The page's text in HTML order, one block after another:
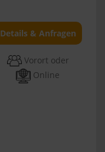
Details & Anfragen
Vorort oder
Online